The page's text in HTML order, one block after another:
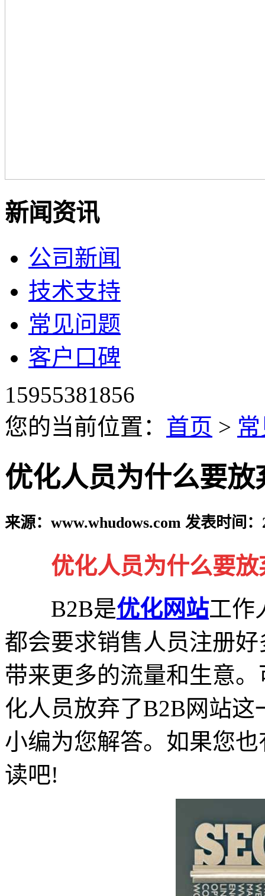
新闻资讯
公司新闻
技术支持
常见问题
客户口碑
15955381856
您的当前位置： 首页 >
优化人员为什么要放
来源：www.whudows.com 发表时间：
优化人员为什么要
B2B是优化网站工作
都会要求销售人员注册
带来更多的流量和生意
化人员放弃了B2B网站
小编为您解答。如果您
读吧!